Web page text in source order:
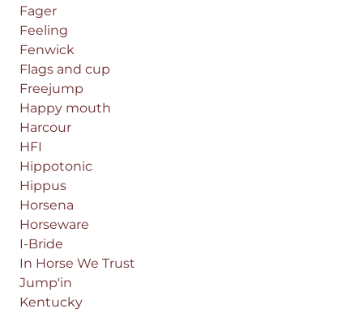
Fager
Feeling
Fenwick
Flags and cup
Freejump
Happy mouth
Harcour
HFI
Hippotonic
Hippus
Horsena
Horseware
I-Bride
In Horse We Trust
Jump'in
Kentucky